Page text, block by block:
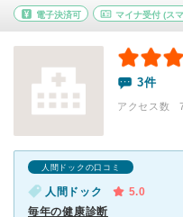
電子決済可 マイナ受付(ス
3件
アクセス数
人間ドックの口コミ
人間ドック
5.0
毎年の健康診断